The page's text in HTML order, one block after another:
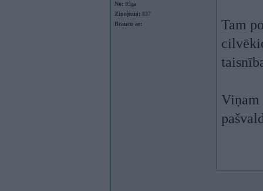
No: Rīga
Ziņojumi: 837
Braucu ar:
Tam
Viņam